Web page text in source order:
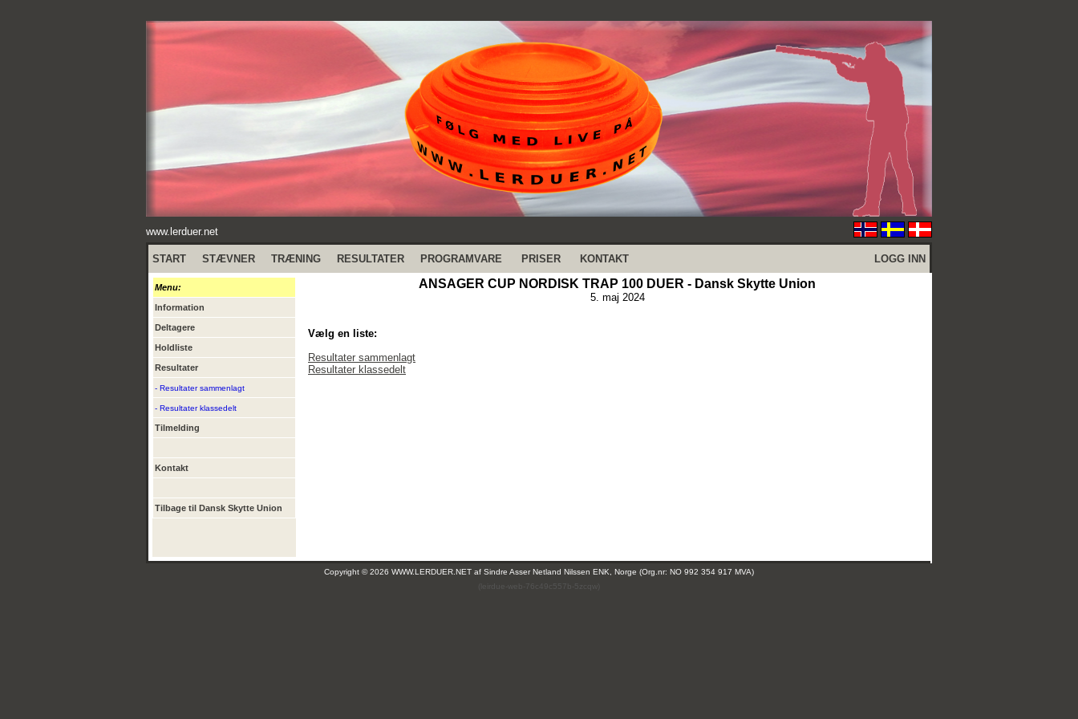
www.lerduer.net
START STÆVNER TRÆNING RESULTATER PROGRAMVARE PRISER KONTAKT LOGG INN
Menu:
Information
Deltagere
Holdliste
Resultater
- Resultater sammenlagt
- Resultater klassedelt
Tilmelding
Kontakt
Tilbage til Dansk Skytte Union
ANSAGER CUP NORDISK TRAP 100 DUER - Dansk Skytte Union
5. maj 2024
Vælg en liste:
Resultater sammenlagt
Resultater klassedelt
Copyright © 2026 WWW.LERDUER.NET af Sindre Asser Netland Nilssen ENK, Norge (Org.nr: NO 992 354 917 MVA)
(leirdue-web-76c49c557b-5zcqw)